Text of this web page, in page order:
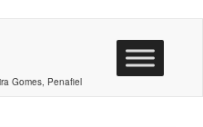
Gomes, Penafiel